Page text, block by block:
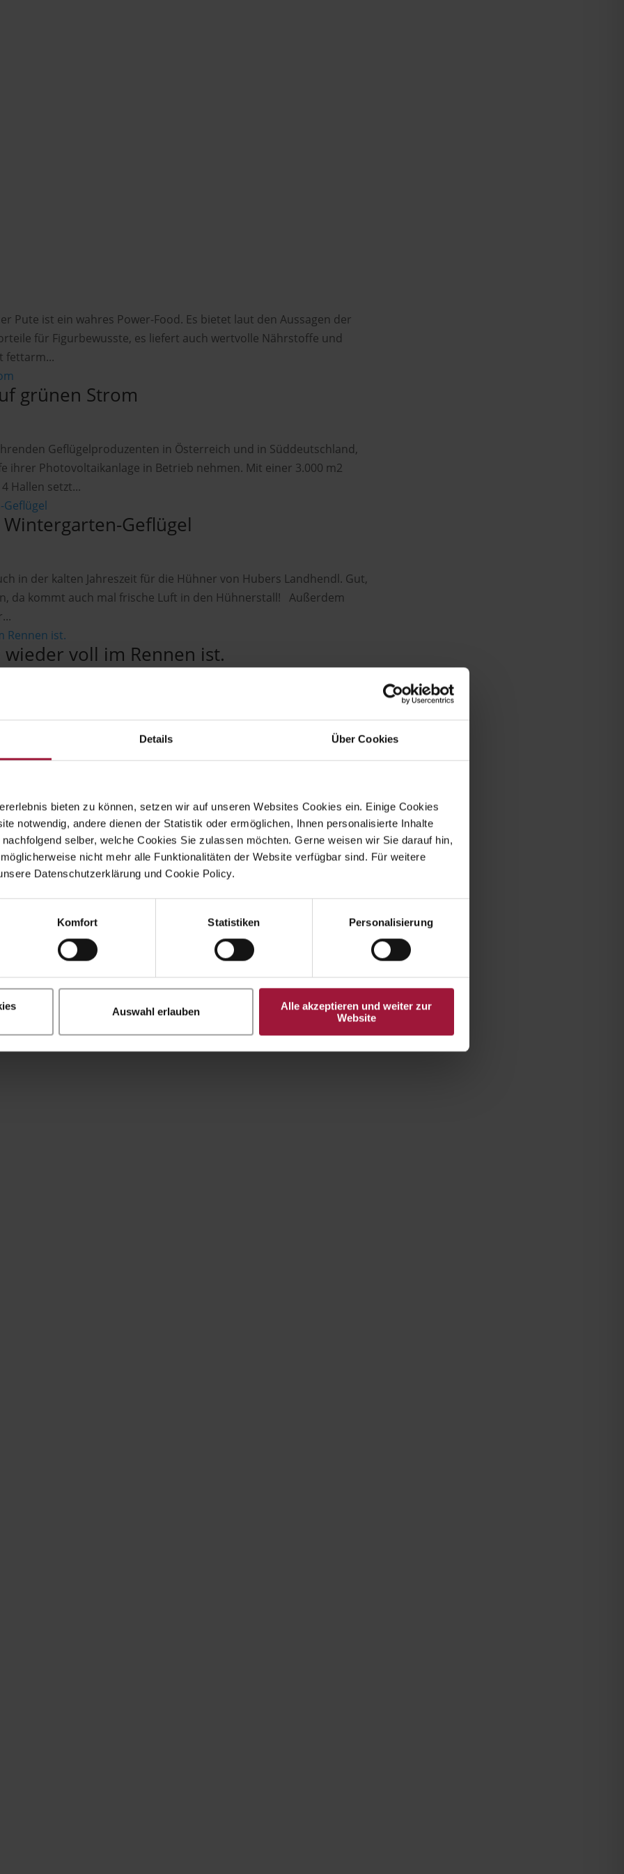
Details Über Cookies
bieten zu können, setzen wir auf unseren Websites Cookies ein. Einige Cookies
notwendig, andere dienen der Statistik oder ermöglichen, Ihnen personalisierte Inhalte
selber, welche Cookies Sie zulassen möchten. Gerne weisen wir Sie darauf hin,
nicht mehr alle Funktionalitäten der Website verfügbar sind. Für weitere
Datenschutzerklärung und Cookie Policy.
Komfort Statistiken Personalisierung
Auswahl erlauben
Alle akzeptieren und weiter zur
Website
Pute ist ein wahres Power-Food. Es bietet laut den Aussagen der
für Figurbewusste, es liefert auch wertvolle Nährstoffe und
fettarm...
grünen Strom
Geflügelproduzenten in Österreich und in Süddeutschland,
ihrer Photovoltaikanlage in Betrieb nehmen. Mit einer 3.000 m2
Hallen setzt...
Geflügel
in der kalten Jahreszeit für die Hühner von Hubers Landhendl. Gut,
da kommt auch mal frische Luft in den Hühnerstall! Außerdem
wieder voll im Rennen ist.
Woher kommt unser Hendl-Fleisch? Der Bio-Trend an sich ist
in Zeiten des Shutdowns nach oben geschnellt ist. Bis zu
zu...
aus der Region kommt.
Hubers Landhendl liegt im malerischen Pfaffstätt in Oberösterreich
Geflügelprodukten. Das Innviertel und das benachbarte Bayern
die...